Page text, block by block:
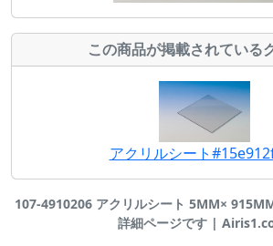
この商品が掲載されている
アクリルシート
107-4910206 アクリルシート 5MM×
詳細ページです |